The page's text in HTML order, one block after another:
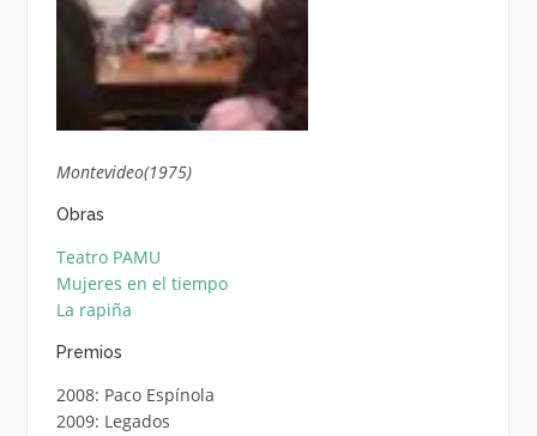
Montevideo(1975)
Obras
Teatro PAMU
Mujeres en el tiempo
La rapiña
Premios
2008: Paco Espínola
2009: Legados